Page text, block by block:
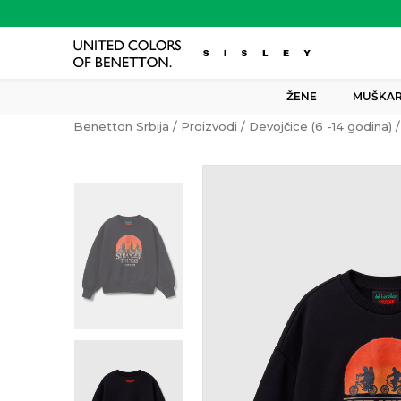
ŽENE
Benetton Srbija Proizvodi Devojčice (6 -14 godina)